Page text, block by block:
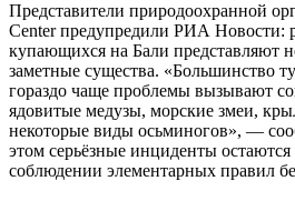
Представители природоохранной
Center предупредили РИА Новости:
купающихся на Бали представляют
заметные существа. «Большинство
гораздо чаще проблемы вызывают
ядовитые медузы, морские змеи,
некоторые виды осьминогов», —
этом серьёзные инциденты
соблюдении элементарных правил